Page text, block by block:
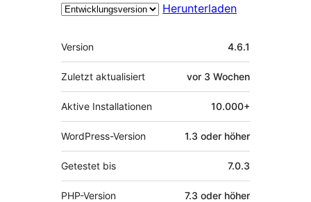
Herunterladen
Meta
Version 4.6.1
Zuletzt aktualisiert vor 3 Wochen
Aktive Installationen 10.000+
WordPress-Version 1.3 oder höher
Getestet bis 7.0.3
PHP-Version 7.3 oder höher